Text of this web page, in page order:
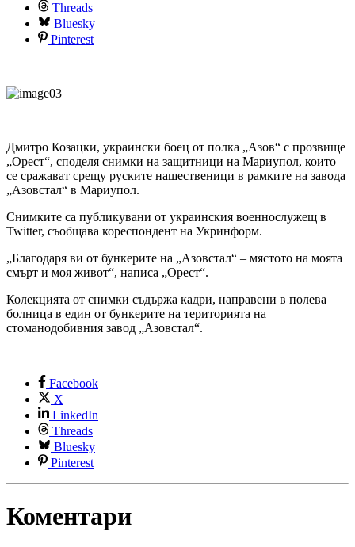
Threads
Bluesky
Pinterest
Дмитро Козацки, украински боец от полка „Азов“ с прозвище
„Орест“, споделя снимки на защитници на Мариупол, които
се сражават срещу руските нашественици в рамките на завода
„Азовстал“ в Мариупол.
Снимките са публикувани от украинския военнослужещ в
Twitter, съобщава кореспондент на Укринформ.
„Благодаря ви от бункерите на „Азовстал“ – мястото на моята
смърт и моя живот“, написа „Орест“.
Колекцията от снимки съдържа кадри, направени в полева
болница в един от бункерите на територията на
стоманодобивния завод „Азовстал“.
Facebook
X
LinkedIn
Threads
Bluesky
Pinterest
Коментари